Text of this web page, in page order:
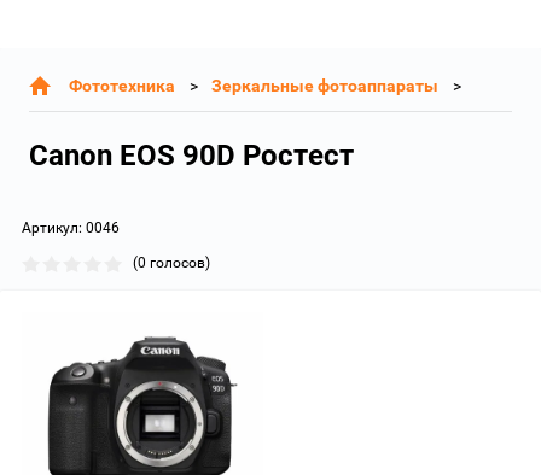
Фототехника Зеркальные фотоаппараты
Canon EOS 90D Ростест
Артикул: 0046
(0 голосов)